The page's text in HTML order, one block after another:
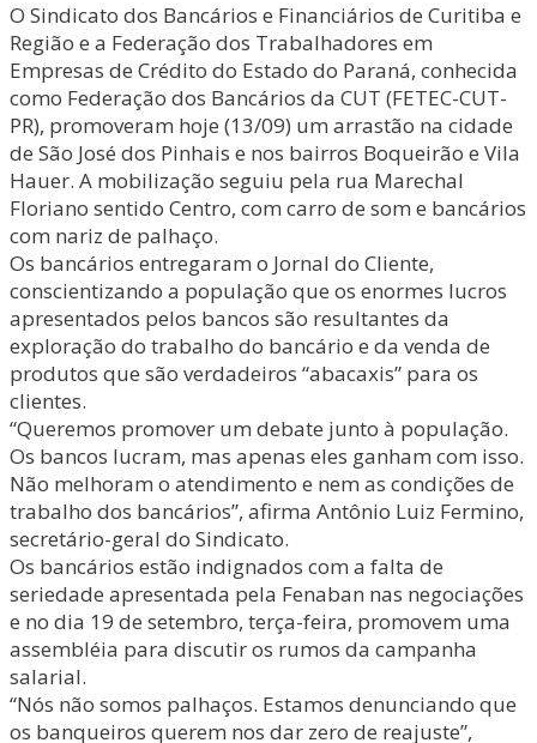
O Sindicato dos Bancários e Financiários de Curitiba e
Região e a Federação dos Trabalhadores em
Empresas de Crédito do Estado do Paraná, conhecida
como Federação dos Bancários da CUT (FETEC-CUT-
PR), promoveram hoje (13/09) um arrastão na cidade
de São José dos Pinhais e nos bairros Boqueirão e Vila
Hauer. A mobilização seguiu pela rua Marechal
Floriano sentido Centro, com carro de som e bancários
com nariz de palhaço.
Os bancários entregaram o Jornal do Cliente,
conscientizando a população que os enormes lucros
apresentados pelos bancos são resultantes da
exploração do trabalho do bancário e da venda de
produtos que são verdadeiros “abacaxis” para os
clientes.
“Queremos promover um debate junto à população.
Os bancos lucram, mas apenas eles ganham com isso.
Não melhoram o atendimento e nem as condições de
trabalho dos bancários”, afirma Antônio Luiz Fermino,
secretário-geral do Sindicato.
Os bancários estão indignados com a falta de
seriedade apresentada pela Fenaban nas negociações
e no dia 19 de setembro, terça-feira, promovem uma
assembléia para discutir os rumos da campanha
salarial.
“Nós não somos palhaços. Estamos denunciando que
os banqueiros querem nos dar zero de reajuste”,